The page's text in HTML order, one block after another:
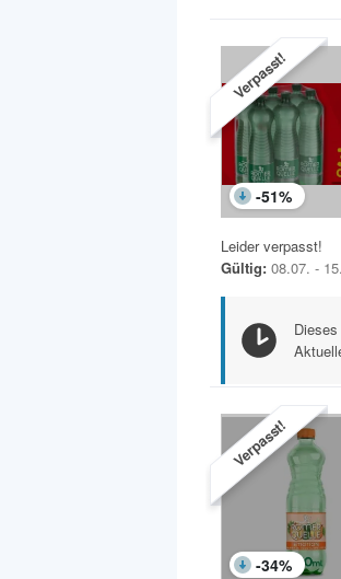
Verpasst!
-51%
Leider verpasst!
Gültig: 08.07. -
Verpasst!
-34%